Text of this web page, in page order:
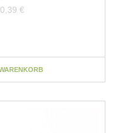
0,39 €